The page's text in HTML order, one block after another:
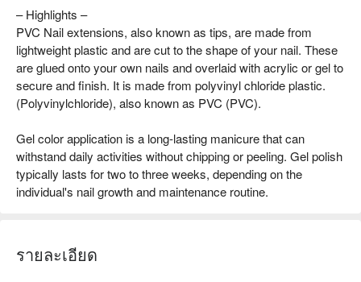
– Highlights –
PVC Nail extensions, also known as tips, are made from
lightweight plastic and are cut to the shape of your nail. These
are glued onto your own nails and overlaid with acrylic or gel to
secure and finish. It is made from polyvinyl chloride plastic.
(Polyvinylchloride), also known as PVC (PVC).
Gel color application is a long-lasting manicure that can
withstand daily activities without chipping or peeling. Gel polish
typically lasts for two to three weeks, depending on the
individual's nail growth and maintenance routine.
รายละเอียด